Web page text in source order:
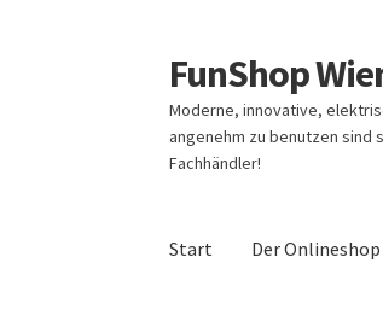
Zur
Navigation
springen
Zum
Inhalt
springen
FunShop
Moderne, innovative,
angenehm zu benutzen sind
Fachhändler!
Start Der Onlineshop